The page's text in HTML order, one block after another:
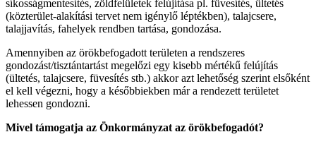
síkosságmentesítés, zöldfelületek felújítása pl. füvesítés, ültetés
(közterület-alakítási tervet nem igénylő léptékben), talajcsere,
talajjavítás, fahelyek rendben tartása, gondozása.
Amennyiben az örökbefogadott területen a rendszeres
gondozást/tisztántartást megelőzi egy kisebb mértékű felújítás
(ültetés, talajcsere, füvesítés stb.) akkor azt lehetőség szerint elsőként
el kell végezni, hogy a későbbiekben már a rendezett területet
lehessen gondozni.
Mivel támogatja az Önkormányzat az örökbefogadót?